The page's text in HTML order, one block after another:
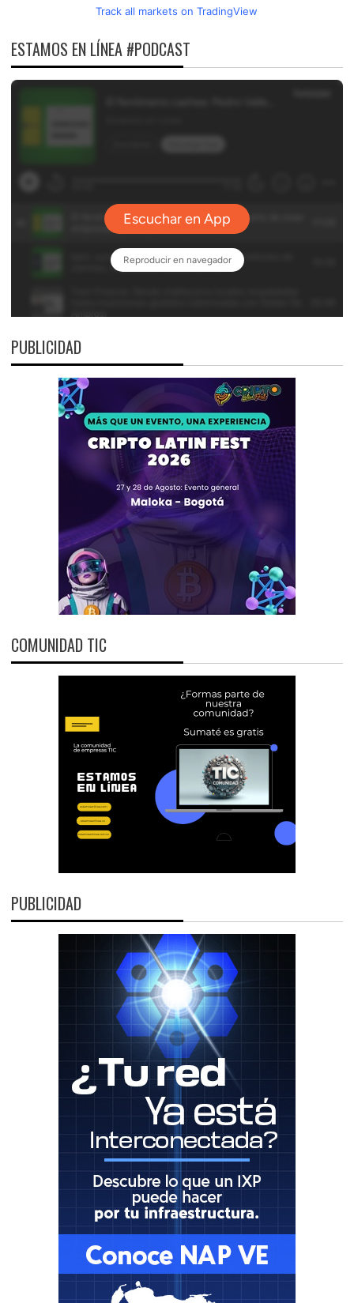
Track all markets on TradingView
ESTAMOS EN LÍNEA #PODCAST
PUBLICIDAD
COMUNIDAD TIC
PUBLICIDAD